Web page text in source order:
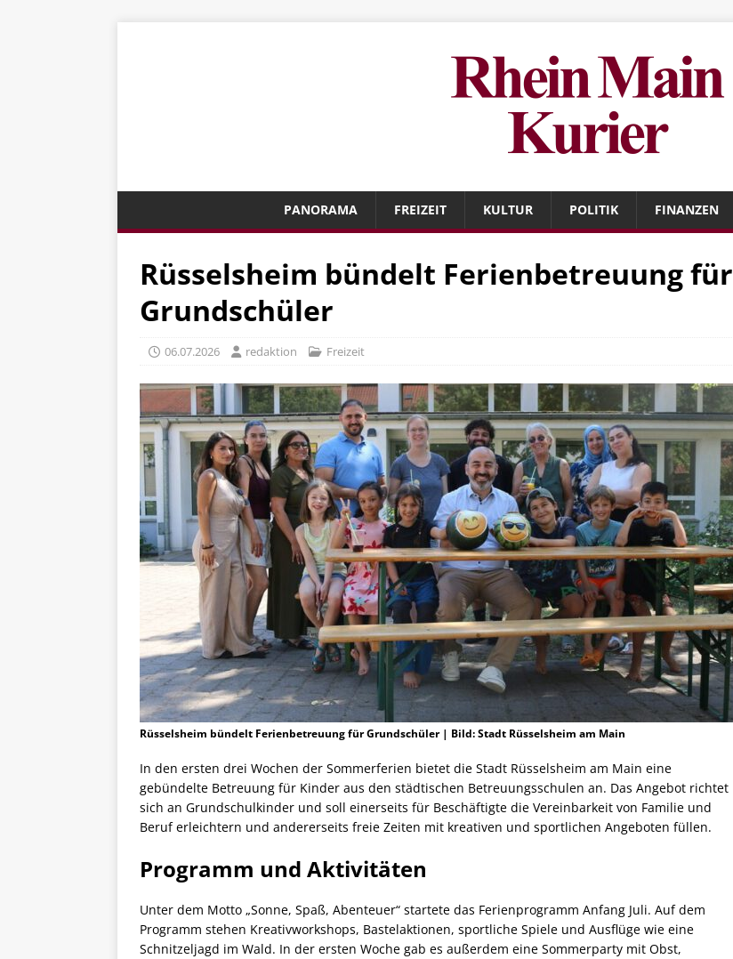
PANORAMA FREIZEIT KULTUR POLITIK FINANZEN
Rüsselsheim bündelt Ferienbetreuung für
Grundschüler
06.07.2026 redaktion Freizeit
Rüsselsheim bündelt Ferienbetreuung für Grundschüler | Bild: Stadt Rüsselsheim am Main
In den ersten drei Wochen der Sommerferien bietet die Stadt Rüsselsheim am Main eine
gebündelte Betreuung für Kinder aus den städtischen Betreuungsschulen an. Das Angebot richtet
sich an Grundschulkinder und soll einerseits für Beschäftigte die Vereinbarkeit von Familie und
Beruf erleichtern und andererseits freie Zeiten mit kreativen und sportlichen Angeboten füllen.
Programm und Aktivitäten
Unter dem Motto „Sonne, Spaß, Abenteuer“ startete das Ferienprogramm Anfang Juli. Auf dem
Programm stehen Kreativworkshops, Bastelaktionen, sportliche Spiele und Ausflüge wie eine
Schnitzeljagd im Wald. In der ersten Woche gab es außerdem eine Sommerparty mit Obst,